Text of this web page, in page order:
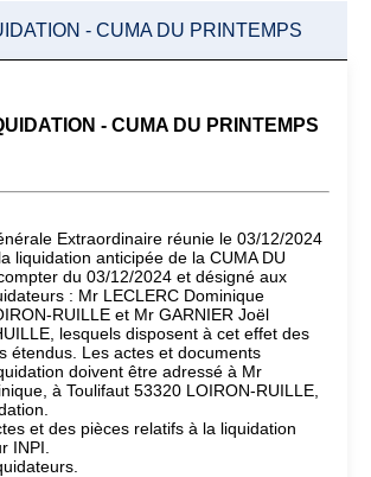
- CUMA DU PRINTEMPS
- CUMA DU PRINTEMPS
Extraordinaire réunie le 03/12/2024
liquidation anticipée de la CUMA DU
du 03/12/2024 et désigné aux
: Mr LECLERC Dominique
RUILLE et Mr GARNIER Joël
lesquels disposent à cet effet des
étendus. Les actes et documents
doivent être adressé à Mr
à Toulifaut 53320 LOIRON-RUILLE,
et des pièces relatifs à la liquidation
INPI.